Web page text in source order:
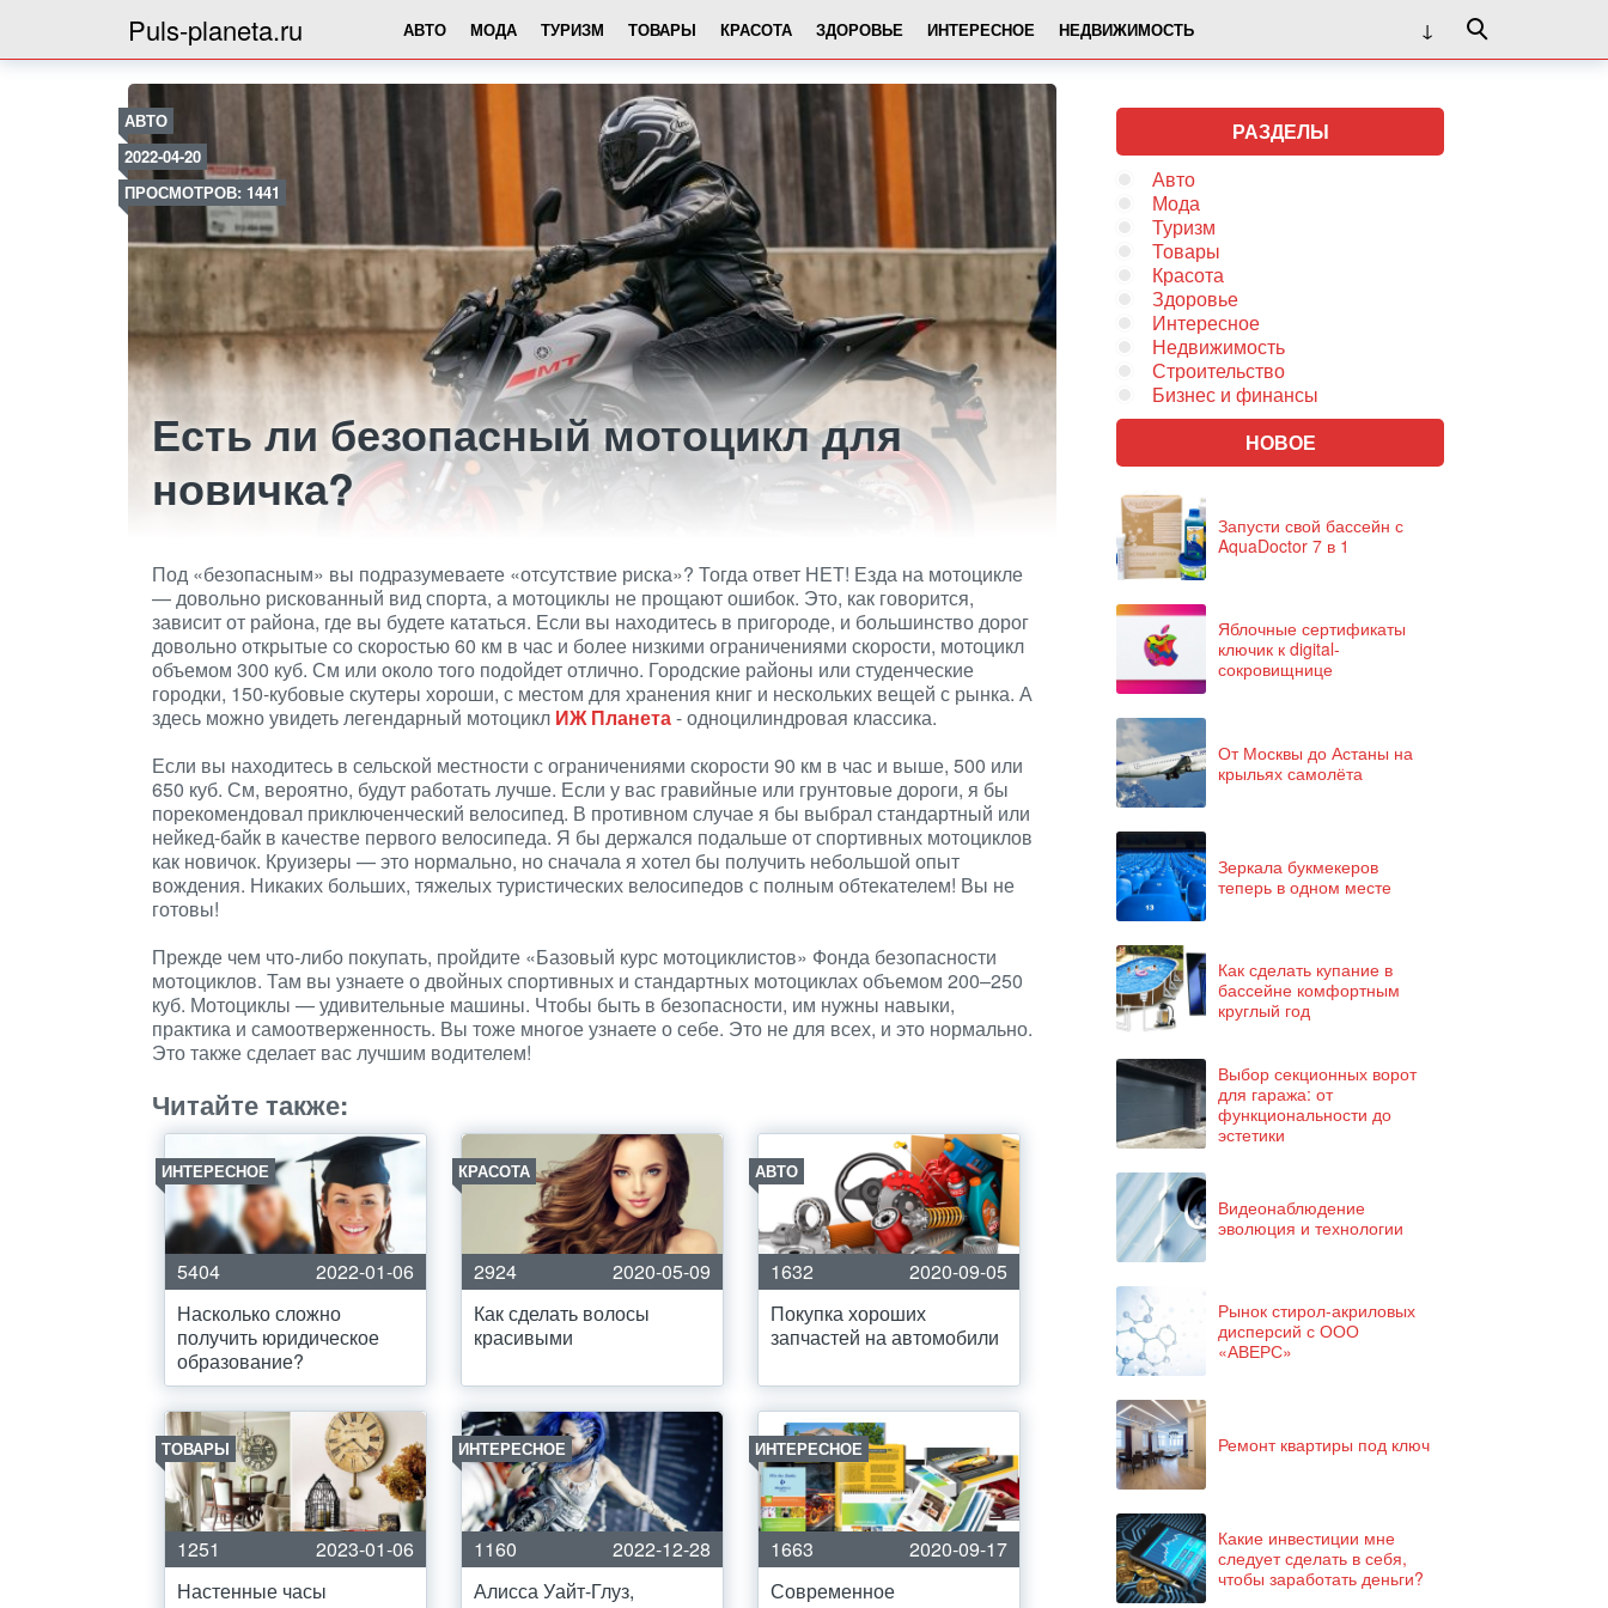
Puls-planeta.ru АВТО МОДА ТУРИЗМ ТОВАРЫ КРАСОТА ЗДОРОВЬЕ ИНТЕРЕСНОЕ НЕДВИЖИМОСТЬ
АВТО
2022-04-20
ПРОСМОТРОВ: 1441
Есть ли безопасный мотоцикл для
новичка?
Под «безопасным» вы подразумеваете «отсутствие риска»? Тогда ответ НЕТ! Езда на мотоцикле
— довольно рискованный вид спорта, а мотоциклы не прощают ошибок. Это, как говорится,
зависит от района, где вы будете кататься. Если вы находитесь в пригороде, и большинство дорог
довольно открытые со скоростью 60 км в час и более низкими ограничениями скорости, мотоцикл
объемом 300 куб. См или около того подойдет отлично. Городские районы или студенческие
городки, 150-кубовые скутеры хороши, с местом для хранения книг и нескольких вещей с рынка. А
здесь можно увидеть легендарный мотоцикл ИЖ Планета- одноцилиндровая классика.
Если вы находитесь в сельской местности с ограничениями скорости 90 км в час и выше, 500 или
650 куб. См, вероятно, будут работать лучше. Если у вас гравийные или грунтовые дороги, я бы
порекомендовал приключенческий велосипед. В противном случае я бы выбрал стандартный или
нейкед-байк в качестве первого велосипеда. Я бы держался подальше от спортивных мотоциклов
как новичок. Круизеры — это нормально, но сначала я хотел бы получить небольшой опыт
вождения. Никаких больших, тяжелых туристических велосипедов с полным обтекателем! Вы не
готовы!
Прежде чем что-либо покупать, пройдите «Базовый курс мотоциклистов» Фонда безопасности
мотоциклов. Там вы узнаете о двойных спортивных и стандартных мотоциклах объемом 200–250
куб. Мотоциклы — удивительные машины. Чтобы быть в безопасности, им нужны навыки,
практика и самоотверженность. Вы тоже многое узнаете о себе. Это не для всех, и это нормально.
Это также сделает вас лучшим водителем!
Читайте также:
ИНТЕРЕСНОЕ
5404
2022-01-06
Насколько сложно
получить юридическое
образование?
КРАСОТА
2924
2020-05-09
Как сделать волосы
красивыми
АВТО
1632
2020-09-05
Покупка хороших
запчастей на автомобили
ТОВАРЫ
1251
2023-01-06
Настенные часы
ИНТЕРЕСНОЕ
1160
2022-12-28
Алисса Уайт-Глуз,
ИНТЕРЕСНОЕ
1663
2020-09-17
Современное
РАЗДЕЛЫ
Авто
Мода
Туризм
Товары
Красота
Здоровье
Интересное
Недвижимость
Строительство
Бизнес и финансы
НОВОЕ
Запусти свой бассейн с
AquaDoctor 7 в 1
Яблочные сертификаты
ключик к digital-
сокровищнице
От Москвы до Астаны на
крыльях самолёта
Зеркала букмекеров
теперь в одном месте
Как сделать купание в
бассейне комфортным
круглый год
Выбор секционных ворот
для гаража: от
функциональности до
эстетики
Видеонаблюдение
эволюция и технологии
Рынок стирол-акриловых
дисперсий с ООО
«АВЕРС»
Ремонт квартиры под ключ
Какие инвестиции мне
следует сделать в себя,
чтобы заработать деньги?